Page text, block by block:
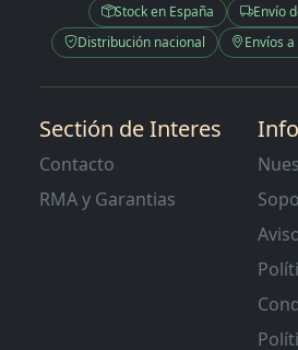
Stock en España
Envío
Distribución nacional
Envíos
Sectión de Interes
Contacto
RMA y Garantias